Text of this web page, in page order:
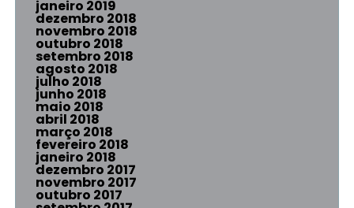
janeiro 2019
dezembro 2018
novembro 2018
outubro 2018
setembro 2018
agosto 2018
julho 2018
junho 2018
maio 2018
abril 2018
março 2018
fevereiro 2018
janeiro 2018
dezembro 2017
novembro 2017
outubro 2017